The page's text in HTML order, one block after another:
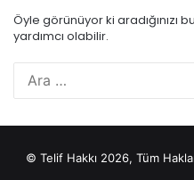
Öyle görünüyor ki aradığınızı
yardımcı olabilir.
© Telif Hakkı 2026, Tüm